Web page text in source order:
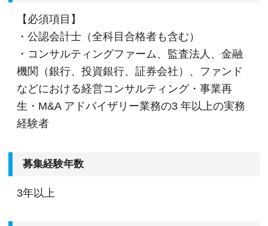
【必須項目】
・公認会計士（全科目合格者も含む）
・コンサルティングファーム、監査法人、金融
機関（銀行、投資銀行、証券会社）、ファンド
などにおける経営コンサルティング・事業再
生・M&A アドバイザリー業務の3 年以上の実務
経験者
募集経験年数
3年以上